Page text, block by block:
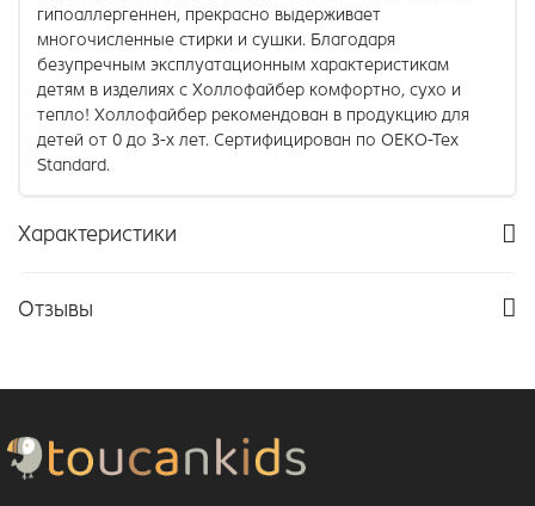
гипоаллергеннен, прекрасно выдерживает
многочисленные стирки и сушки. Благодаря
безупречным эксплуатационным характеристикам
детям в изделиях с Холлофайбер комфортно, сухо и
тепло! Холлофайбер рекомендован в продукцию для
детей от 0 до 3-х лет. Сертифицирован по ОЕКО-Тех
Standard.
Характеристики
Отзывы